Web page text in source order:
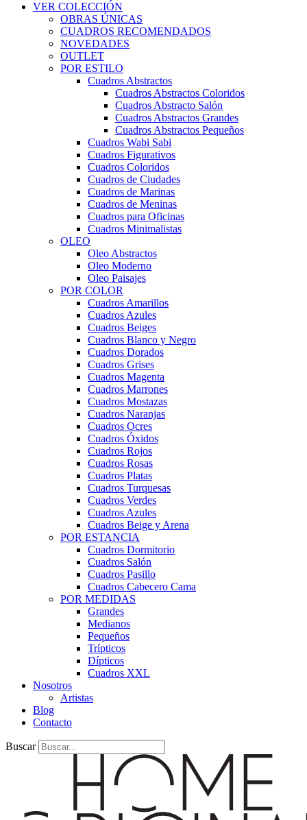
VER COLECCIÓN
OBRAS ÚNICAS
CUADROS RECOMENDADOS
NOVEDADES
OUTLET
POR ESTILO
Cuadros Abstractos
Cuadros Abstractos Coloridos
Cuadros Abstracto Salón
Cuadros Abstractos Grandes
Cuadros Abstractos Pequeños
Cuadros Wabi Sabi
Cuadros Figurativos
Cuadros Coloridos
Cuadros de Ciudades
Cuadros de Marinas
Cuadros de Meninas
Cuadros para Oficinas
Cuadros Minimalistas
OLEO
Oleo Abstractos
Oleo Moderno
Oleo Paisajes
POR COLOR
Cuadros Amarillos
Cuadros Azules
Cuadros Beiges
Cuadros Blanco y Negro
Cuadros Dorados
Cuadros Grises
Cuadros Magenta
Cuadros Marrones
Cuadros Mostazas
Cuadros Naranjas
Cuadros Ocres
Cuadros Óxidos
Cuadros Rojos
Cuadros Rosas
Cuadros Platas
Cuadros Turquesas
Cuadros Verdes
Cuadros Azules
Cuadros Beige y Arena
POR ESTANCIA
Cuadros Dormitorio
Cuadros Salón
Cuadros Pasillo
Cuadros Cabecero Cama
POR MEDIDAS
Grandes
Medianos
Pequeños
Trípticos
Dípticos
Cuadros XXL
Nosotros
Artistas
Blog
Contacto
Buscar